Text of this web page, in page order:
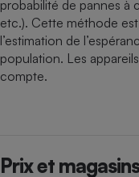
probabilité de pannes à
etc.). Cette méthode
l’estimation de
population. Les
compte.
Prix et magasins